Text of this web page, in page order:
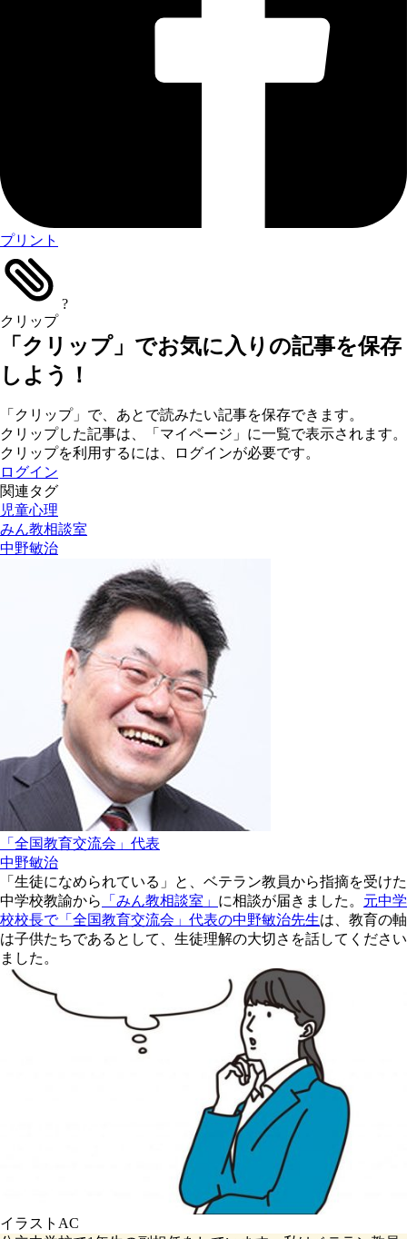
プリント
クリップ
?
「クリップ」でお気に入りの記事を保存
しよう！
「クリップ」で、あとで読みたい記事を保存できます。
クリップした記事は、「マイページ」に一覧で表示されます。
クリップを利用するには、ログインが必要です。
ログイン
関連タグ
児童心理
みん教相談室
中野敏治
「全国教育交流会」代表
中野敏治
「生徒になめられている」と、ベテラン教員から指摘を受けた
中学校教諭から
「みん教相談室」 に相談が届きました。 元中学
校校長で「全国教育交流会」代表の中野敏治先生は、教育の軸
は子供たちであるとして、生徒理解の大切さを話してください
ました。
イラストAC